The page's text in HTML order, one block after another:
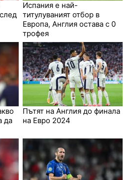
Испания е най-
титулуваният отбор в
Европа, Англия остава с 0
трофея
да
Пътят на Англия до финала
на Евро 2024